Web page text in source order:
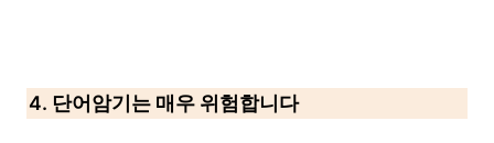
4. 단어암기는 매우 위험합니다